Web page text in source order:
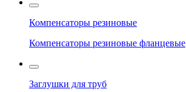
Компенсаторы резиновые
Компенсаторы резиновые фланцевые
Заглушки для труб